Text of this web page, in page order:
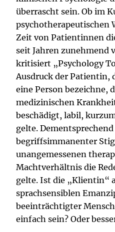
überrascht sein. Ob im
psychotherapeutischen
Zeit von Patientinnen
seit Jahren zunehmend
kritisiert „Psychology
Ausdruck der Patientin,
eine Person bezeichne,
medizinischen
beschädigt, labil,
gelte.
begriffsimmanenter
unangemessenen
Machtverhältnis die
gelte. Ist die „Klientin“
sprachsensiblen
beeinträchtigter
einfach sein? Oder